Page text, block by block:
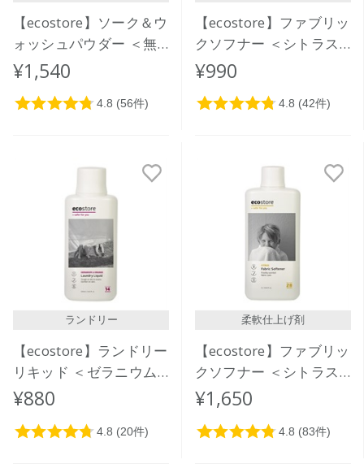
【ecostore】ソーク＆ウ
ォッシュパウダー ＜無
香料＞ 1kg
¥1,540
【ecostore】ファブリッ
クソフナー ＜シトラス
＞ 500mL
¥990
ランドリー
【ecostore】ランドリー
リキッド ＜ゼラニウム
＆オレンジ＞500mL
¥880
柔軟仕上げ剤
【ecostore】ファブリッ
クソフナー ＜シトラス
＞ 1L
¥1,650